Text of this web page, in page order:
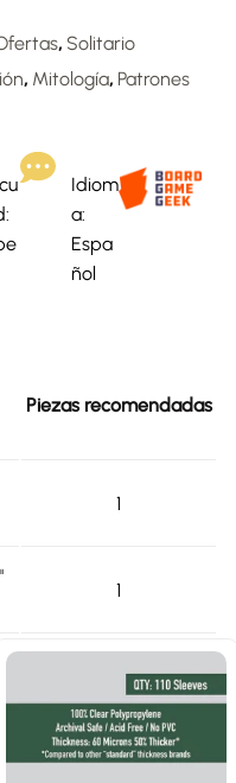
, Solitario
, Mitología, Patrones
Idiom
a:
Espa
ñol
Piezas recomendadas
1
1